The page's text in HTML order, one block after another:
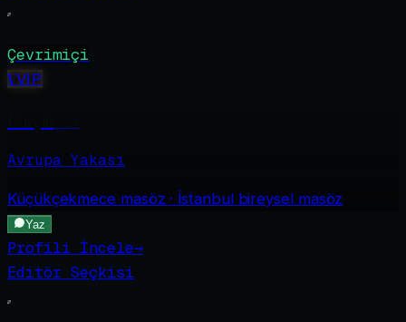
Çevrimiçi
VVIP
Avrupa Yakası
Küçükçekmece masöz · İstanbul bireysel masöz
Yaz
Profili İncele→
Editör Seçkisi